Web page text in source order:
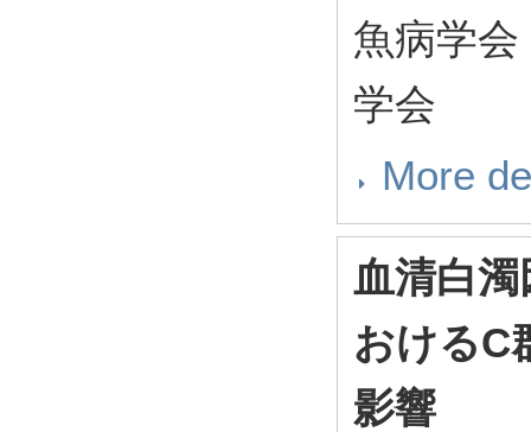
魚病学
学会
More
血清白
おけるC
影響